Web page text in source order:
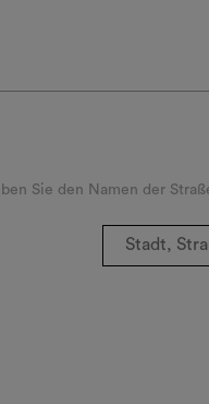
Sie den Namen der